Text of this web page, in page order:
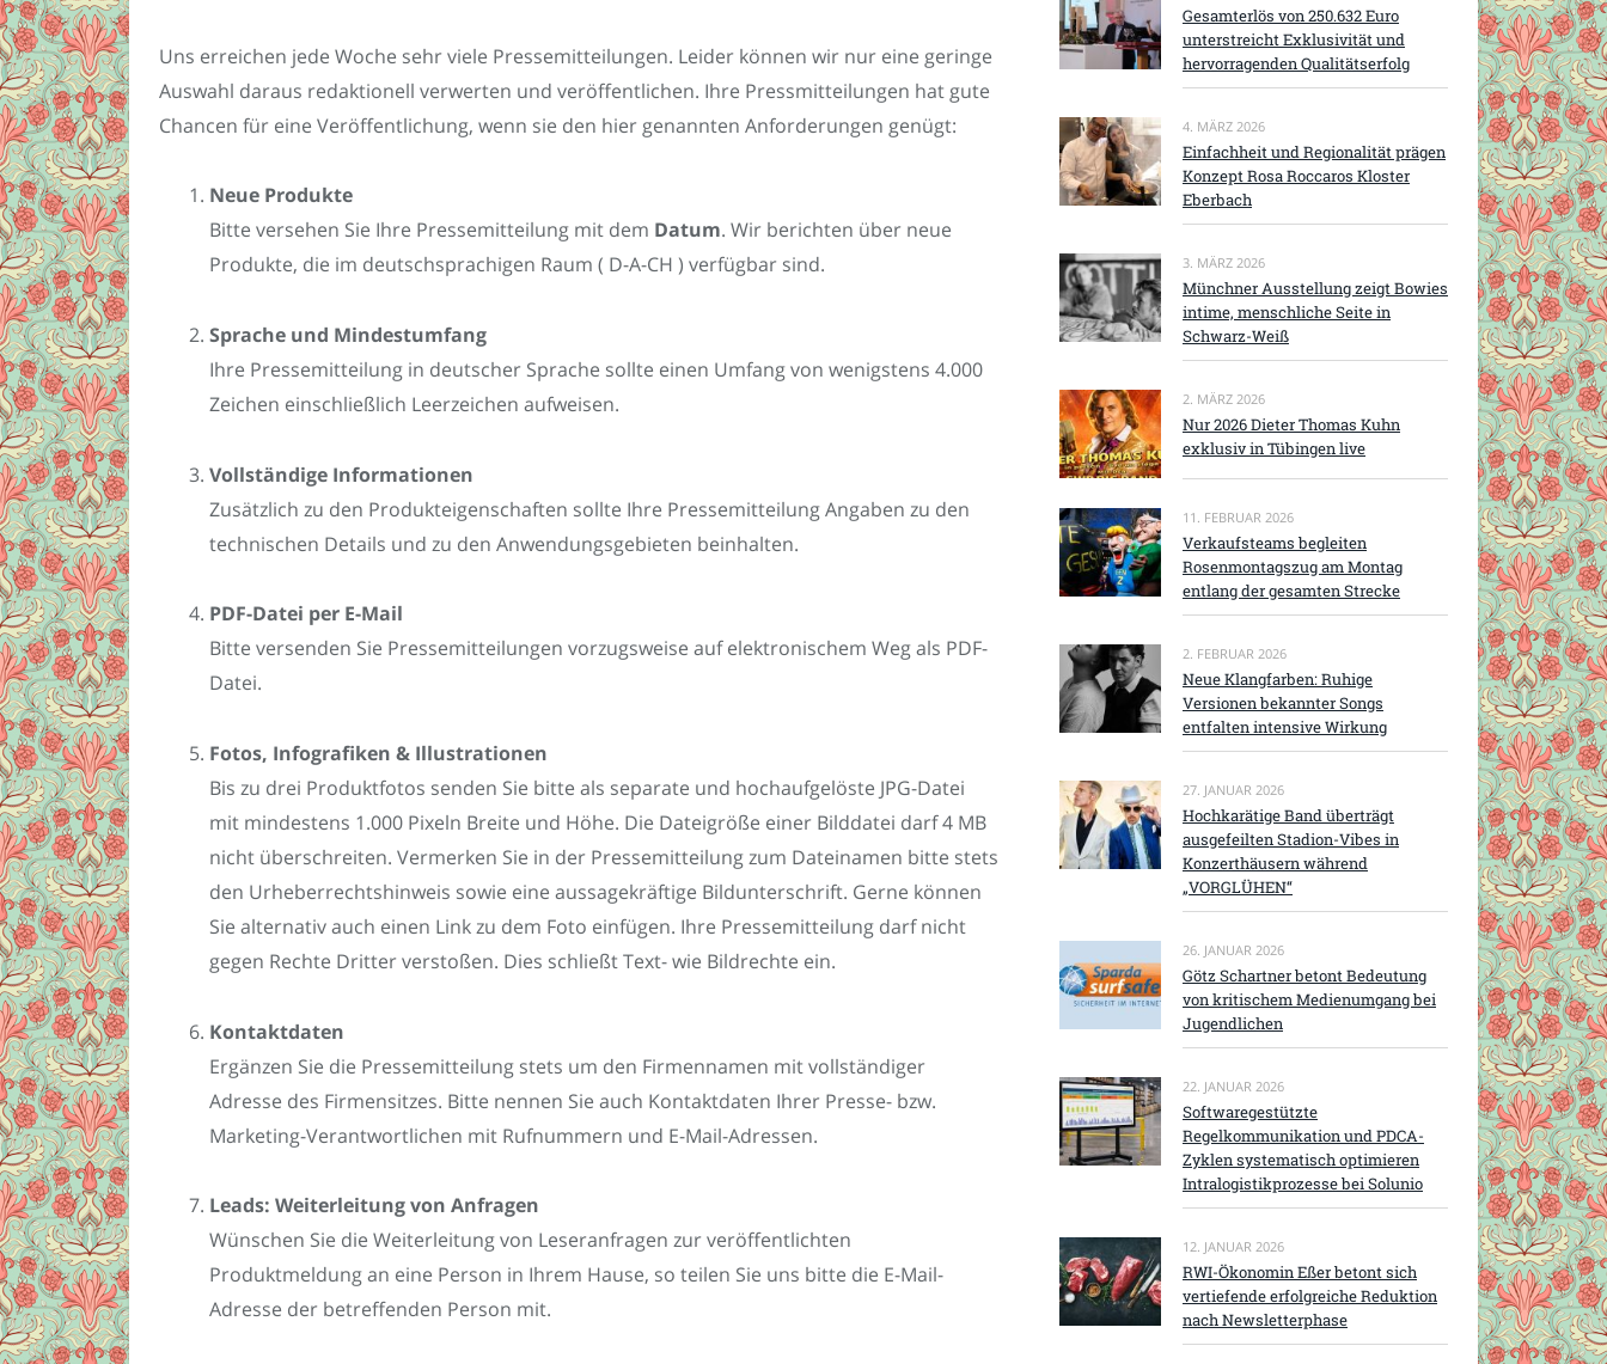
Uns erreichen jede Woche sehr viele Pressemitteilungen. Leider können wir nur eine geringe
Auswahl daraus redaktionell verwerten und veröffentlichen. Ihre Pressmitteilungen hat gute
Chancen für eine Veröffentlichung, wenn sie den hier genannten Anforderungen genügt:
Neue Produkte
Bitte versehen Sie Ihre Pressemitteilung mit dem Datum. Wir berichten über neue
Produkte, die im deutschsprachigen Raum ( D-A-CH ) verfügbar sind.
Sprache und Mindestumfang
Ihre Pressemitteilung in deutscher Sprache sollte einen Umfang von wenigstens 4.000
Zeichen einschließlich Leerzeichen aufweisen.
Vollständige Informationen
Zusätzlich zu den Produkteigenschaften sollte Ihre Pressemitteilung Angaben zu den
technischen Details und zu den Anwendungsgebieten beinhalten.
PDF-Datei per E-Mail
Bitte versenden Sie Pressemitteilungen vorzugsweise auf elektronischem Weg als PDF-
Datei.
Fotos, Infografiken & Illustrationen
Bis zu drei Produktfotos senden Sie bitte als separate und hochaufgelöste JPG-Datei
mit mindestens 1.000 Pixeln Breite und Höhe. Die Dateigröße einer Bilddatei darf 4 MB
nicht überschreiten. Vermerken Sie in der Pressemitteilung zum Dateinamen bitte stets
den Urheberrechtshinweis sowie eine aussagekräftige Bildunterschrift. Gerne können
Sie alternativ auch einen Link zu dem Foto einfügen. Ihre Pressemitteilung darf nicht
gegen Rechte Dritter verstoßen. Dies schließt Text- wie Bildrechte ein.
Kontaktdaten
Ergänzen Sie die Pressemitteilung stets um den Firmennamen mit vollständiger
Adresse des Firmensitzes. Bitte nennen Sie auch Kontaktdaten Ihrer Presse- bzw.
Marketing-Verantwortlichen mit Rufnummern und E-Mail-Adressen.
Leads: Weiterleitung von Anfragen
Wünschen Sie die Weiterleitung von Leseranfragen zur veröffentlichten
Produktmeldung an eine Person in Ihrem Hause, so teilen Sie uns bitte die E-Mail-
Adresse der betreffenden Person mit.
Gesamterlös von 250.632 Euro
unterstreicht Exklusivität und
hervorragenden Qualitätserfolg
4. MÄRZ 2026
Einfachheit und Regionalität prägen
Konzept Rosa Roccaros Kloster
Eberbach
3. MÄRZ 2026
Münchner Ausstellung zeigt Bowies
intime, menschliche Seite in
Schwarz-Weiß
2. MÄRZ 2026
Nur 2026 Dieter Thomas Kuhn
exklusiv in Tübingen live
11. FEBRUAR 2026
Verkaufsteams begleiten
Rosenmontagszug am Montag
entlang der gesamten Strecke
2. FEBRUAR 2026
Neue Klangfarben: Ruhige
Versionen bekannter Songs
entfalten intensive Wirkung
27. JANUAR 2026
Hochkarätige Band überträgt
ausgefeilten Stadion-Vibes in
Konzerthäusern während
„VORGLÜHEN“
26. JANUAR 2026
Götz Schartner betont Bedeutung
von kritischem Medienumgang bei
Jugendlichen
22. JANUAR 2026
Softwaregestützte
Regelkommunikation und PDCA-
Zyklen systematisch optimieren
Intralogistikprozesse bei Solunio
12. JANUAR 2026
RWI-Ökonomin Eßer betont sich
vertiefende erfolgreiche Reduktion
nach Newsletterphase